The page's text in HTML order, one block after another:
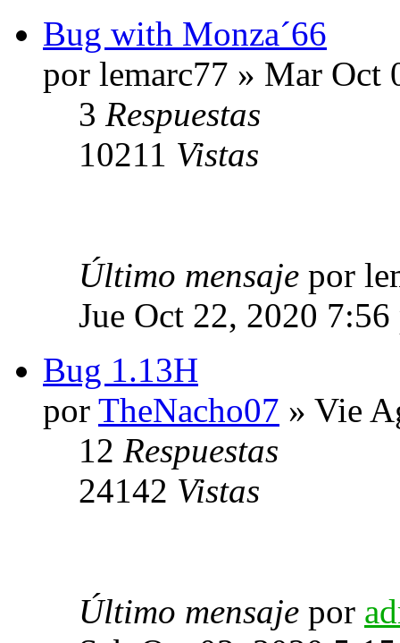
Bug with Monza´66
por lemarc77 » Mar Oct
3 Respuestas
10211 Vistas
Último mensaje por
Jue Oct 22, 2020 7:56
Bug 1.13H
por TheNacho07 » Vie
12 Respuestas
24142 Vistas
Último mensaje por